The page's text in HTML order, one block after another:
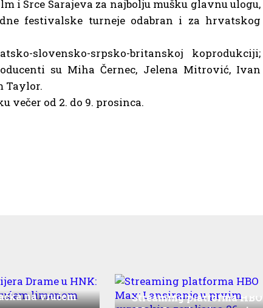
i Srce Sarajeva za najbolju mušku glavnu ulogu,
festivalske turneje odabran i za hrvatskog
slovensko-srpsko-britanskoj koprodukciji;
su Miha Černec, Jelena Mitrović, Ivan
Taylor.
večer od 2. do 9. prosinca.
Drame u
na vrućem
Streaming platforma HBO